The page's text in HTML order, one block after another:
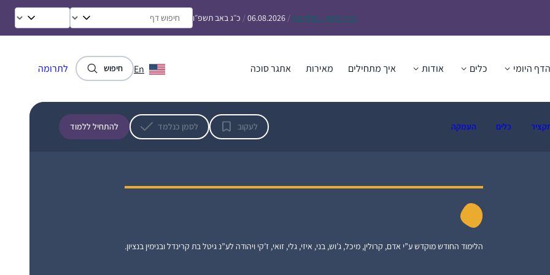
הדף היומי – חולין צח /
06.08.2026
/ כ״ג באב תשפ״ו
הדף היומי כלים אודות איך מתחילים מאירות אתגר סוכה En חיפוש לתרומה
כלים העמקה לעקוב לסמן כנלמד להתחיל ללמוד
הלימוד החודש מוקדש ע”י אדם, קרולין, מיכל, ג’וש, בני, איזי, גלי, זואי, ז’קי ויהודה לע”נ גיטל בת קרינדל ובנימין בנציון.
אולי רק פרק, אולי רק מסכת… בינתיים סיימתי
אנחנו עושים סיומים יחד באירועים משפחתיים.
רציתי להצטרף לזה וזאת הייתה ההזדמנות
בשבילי. הצטרפתי במסכת שקלים ובאמצע
באולפנה ולומדת דף יומי לבד מתוך גמרא של
שבות בראלי